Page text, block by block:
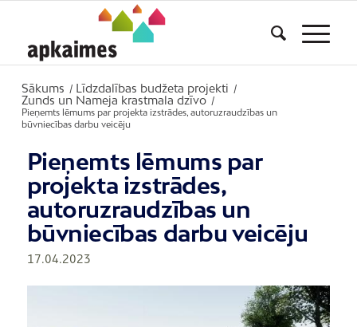
Sākums / Līdzdalības budžeta projekti /
Zunds un Nameja krastmala dzīvo /
Pieņemts lēmums par projekta izstrādes, autoruzraudzības un
būvniecības darbu veicēju
Pieņemts lēmums par
projekta izstrādes,
autoruzraudzības un
būvniecības darbu veicēju
17.04.2023